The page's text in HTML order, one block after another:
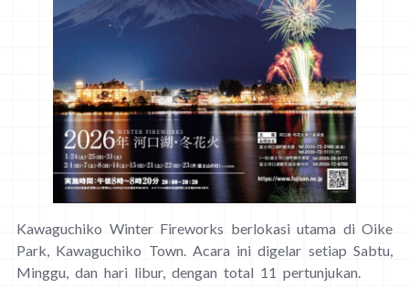
Kawaguchiko Winter Fireworks berlokasi utama di Oike
Park, Kawaguchiko Town. Acara ini digelar setiap Sabtu,
Minggu, dan hari libur, dengan total 11 pertunjukan.